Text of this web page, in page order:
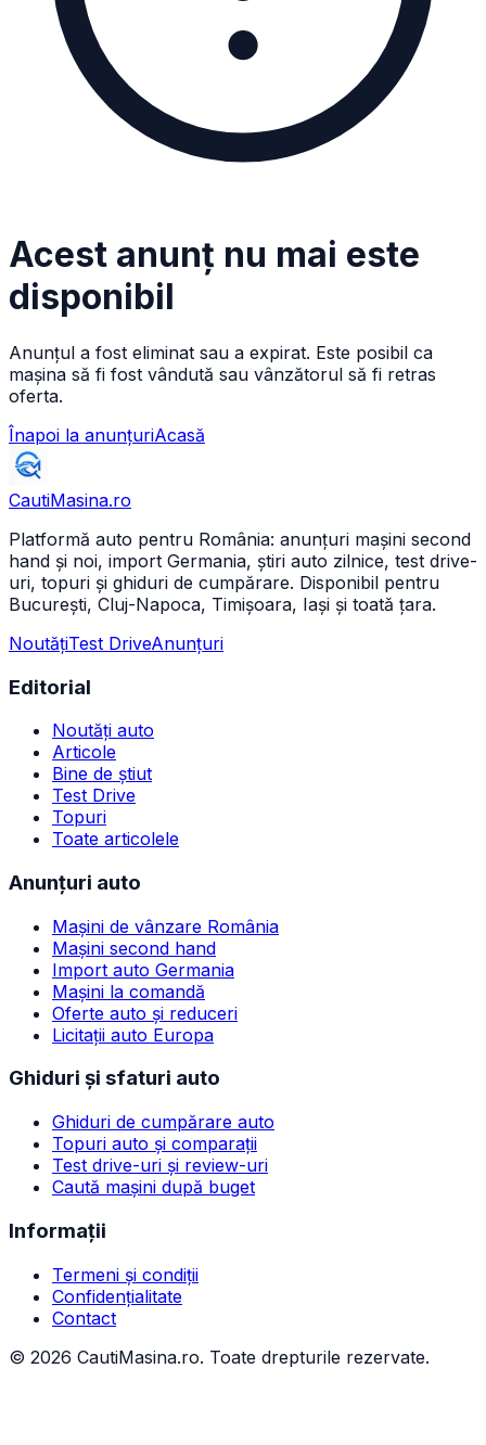
Acest anunț nu mai este
disponibil
Anunțul a fost eliminat sau a expirat. Este posibil ca
mașina să fi fost vândută sau vânzătorul să fi retras
oferta.
Înapoi la anunțuriAcasă
CautiMasina.ro
Platformă auto pentru România: anunțuri mașini second
hand și noi, import Germania, știri auto zilnice, test drive-
uri, topuri și ghiduri de cumpărare. Disponibil pentru
București, Cluj-Napoca, Timișoara, Iași și toată țara.
NoutățiTest DriveAnunțuri
Editorial
Noutăți auto
Articole
Bine de știut
Test Drive
Topuri
Toate articolele
Anunțuri auto
Mașini de vânzare România
Mașini second hand
Import auto Germania
Mașini la comandă
Oferte auto și reduceri
Licitații auto Europa
Ghiduri și sfaturi auto
Ghiduri de cumpărare auto
Topuri auto și comparații
Test drive-uri și review-uri
Caută mașini după buget
Informații
Termeni și condiții
Confidențialitate
Contact
© 2026 CautiMasina.ro. Toate drepturile rezervate.